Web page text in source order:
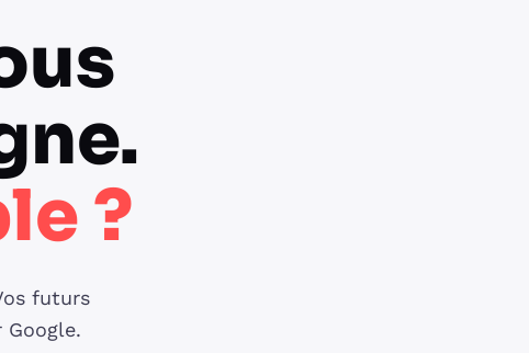
?
futurs